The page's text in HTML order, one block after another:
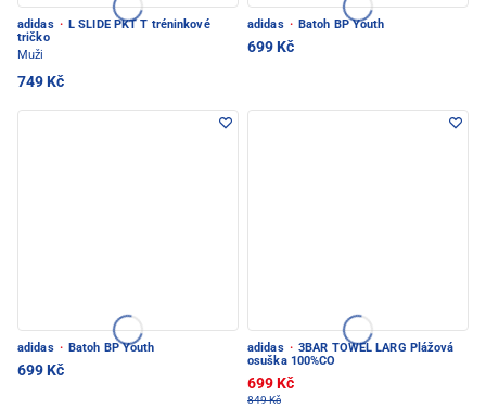
adidas · L SLIDE PKT T tréninkové
tričko
Muži
749 Kč
adidas · Batoh BP Youth
699 Kč
adidas · Batoh BP Youth
699 Kč
adidas · 3BAR TOWEL LARG Plážová
osuška 100%CO
699 Kč
849 Kč